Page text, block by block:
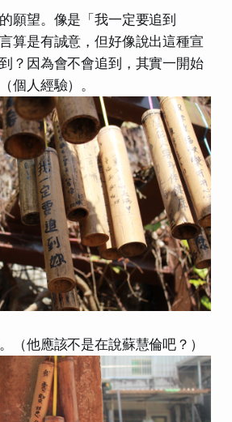
願望。像是「我一定要追到
算是有誠意，但好像說出這種宣
？因為會不會追到，其實一開始
個人經驗）。
（他應該不是在說蘇慧倫吧？）